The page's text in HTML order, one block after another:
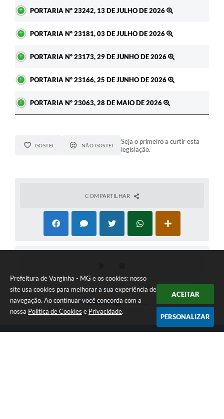
Prefeitura de Varginha - MG e os cookies: nosso
site usa cookies para melhorar a sua experiência de
navegação. Ao continuar você concorda com a
nossa Política de Cookies e Privacidade.
ACEITAR
PERSONALIZAR
PORTARIA Nº 23242, 13 DE JULHO DE 2026
PORTARIA Nº 23181, 03 DE JULHO DE 2026
PORTARIA Nº 23173, 29 DE JUNHO DE 2026
PORTARIA Nº 23166, 25 DE JUNHO DE 2026
PORTARIA Nº 23063, 28 DE MAIO DE 2026
GOSTEI NÃO GOSTEI
Seja o primeiro a curtir esta
legislação.
COMPARTILHAR